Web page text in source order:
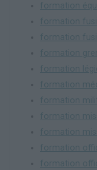
formation
formation
formation
formation
formation
formation
formation
formation
formation
formation
formation